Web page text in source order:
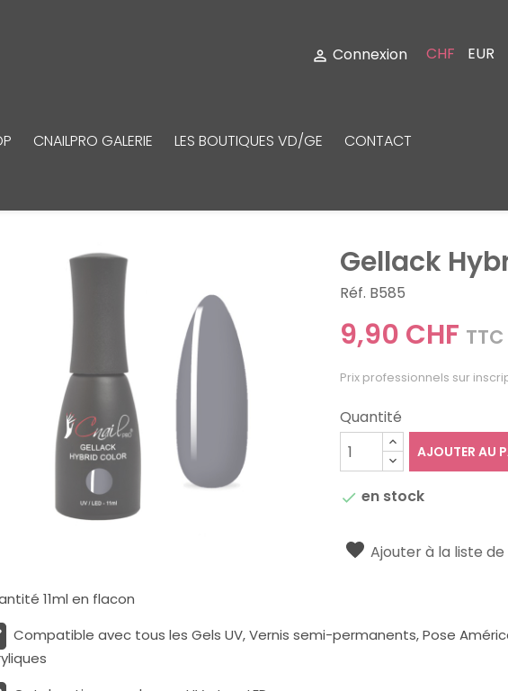
 Connexion CHF EUR
CNAILPRO GALERIE LES BOUTIQUES VD/GE CONTACT
Gellack
Réf. B585
9,90 CHF TTC
Prix professionnels sur
Quantité
AJOUTER AU
 en stock
Ajouter à la liste
11ml en flacon
Compatible avec tous les Gels UV, Vernis semi-permanents, Pose